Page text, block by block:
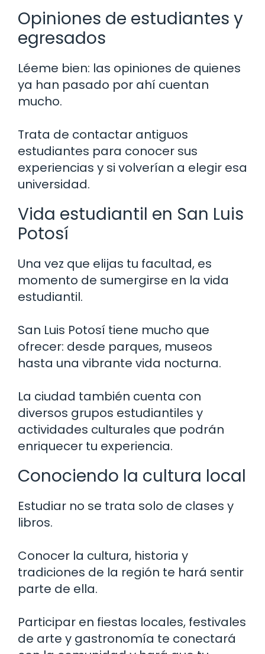
Opiniones de estudiantes y
egresados
Léeme bien: las opiniones de quienes
ya han pasado por ahí cuentan
mucho.
Trata de contactar antiguos
estudiantes para conocer sus
experiencias y si volverían a elegir esa
universidad.
Vida estudiantil en San Luis
Potosí
Una vez que elijas tu facultad, es
momento de sumergirse en la vida
estudiantil.
San Luis Potosí tiene mucho que
ofrecer: desde parques, museos
hasta una vibrante vida nocturna.
La ciudad también cuenta con
diversos grupos estudiantiles y
actividades culturales que podrán
enriquecer tu experiencia.
Conociendo la cultura local
Estudiar no se trata solo de clases y
libros.
Conocer la cultura, historia y
tradiciones de la región te hará sentir
parte de ella.
Participar en fiestas locales, festivales
de arte y gastronomía te conectará